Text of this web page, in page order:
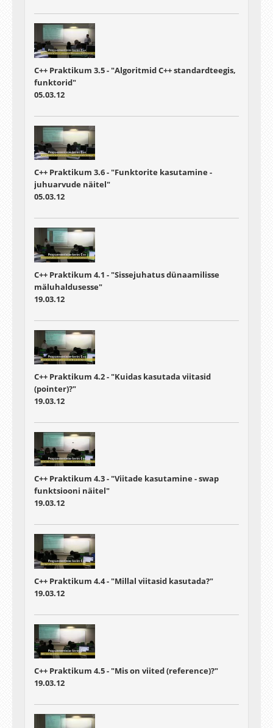
C++ Praktikum 3.5 - "Algoritmid C++ standardteegis,
funktorid"
05.03.12
C++ Praktikum 3.6 - "Funktorite kasutamine -
juhuarvude näitel"
05.03.12
C++ Praktikum 4.1 - "Sissejuhatus dünaamilisse
mäluhaldusesse"
19.03.12
C++ Praktikum 4.2 - "Kuidas kasutada viitasid
(pointer)?"
19.03.12
C++ Praktikum 4.3 - "Viitade kasutamine - swap
funktsiooni näitel"
19.03.12
C++ Praktikum 4.4 - "Millal viitasid kasutada?"
19.03.12
C++ Praktikum 4.5 - "Mis on viited (reference)?"
19.03.12